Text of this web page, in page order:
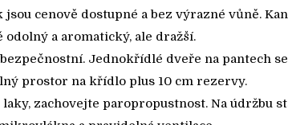
cenově dostupné a bez výrazné vůně.
a aromatický, ale dražší.
Jednokřídlé dveře na pantech
prostor na křídlo plus 10 cm rezervy.
zachovejte paropropustnost. Na údržbu